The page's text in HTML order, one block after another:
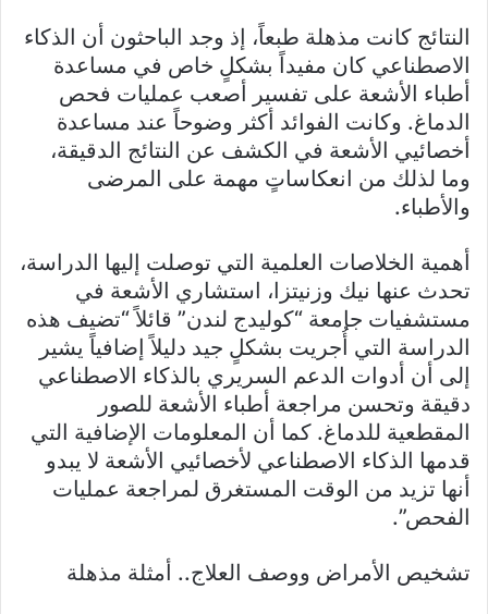
النتائج كانت مذهلة طبعاً، إذ وجد الباحثون أن الذكاء
الاصطناعي كان مفيداً بشكلٍ خاص في مساعدة
أطباء الأشعة على تفسير أصعب عمليات فحص
الدماغ. وكانت الفوائد أكثر وضوحاً عند مساعدة
أخصائيي الأشعة في الكشف عن النتائج الدقيقة،
وما لذلك من انعكاساتٍ مهمة على المرضى
والأطباء.
أهمية الخلاصات العلمية التي توصلت إليها الدراسة،
تحدث عنها نيك وزنيتزا، استشاري الأشعة في
مستشفيات جامعة “كوليدج لندن” قائلاً “تضيف هذه
الدراسة التي أُجريت بشكلٍ جيد دليلاً إضافياً يشير
إلى أن أدوات الدعم السريري بالذكاء الاصطناعي
دقيقة وتحسن مراجعة أطباء الأشعة للصور
المقطعية للدماغ. كما أن المعلومات الإضافية التي
قدمها الذكاء الاصطناعي لأخصائيي الأشعة لا يبدو
أنها تزيد من الوقت المستغرق لمراجعة عمليات
الفحص”.
تشخيص الأمراض ووصف العلاج.. أمثلة مذهلة